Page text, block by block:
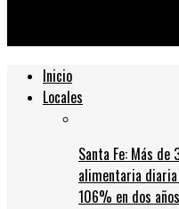
Inicio
Locales
Santa Fe: Más
alimentaria
106% en dos años